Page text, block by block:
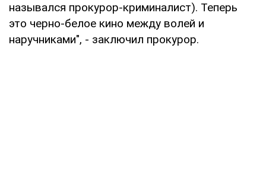
назывался прокурор-криминалист). Теперь
это черно-белое кино между волей и
наручниками", - заключил прокурор.